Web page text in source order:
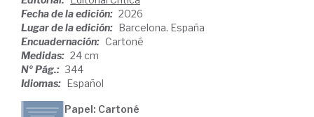
Fecha de la edición: 2026
Lugar de la edición: Barcelona. España
Encuadernación: Cartoné
Medidas: 24 cm
Nº Pág.: 344
Idiomas: Español
Papel: Cartoné